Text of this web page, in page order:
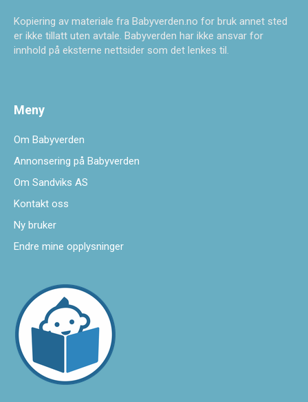
Kopiering av materiale fra Babyverden.no for bruk annet sted
er ikke tillatt uten avtale. Babyverden har ikke ansvar for
innhold på eksterne nettsider som det lenkes til.
Meny
Om Babyverden
Annonsering på Babyverden
Om Sandviks AS
Kontakt oss
Ny bruker
Endre mine opplysninger